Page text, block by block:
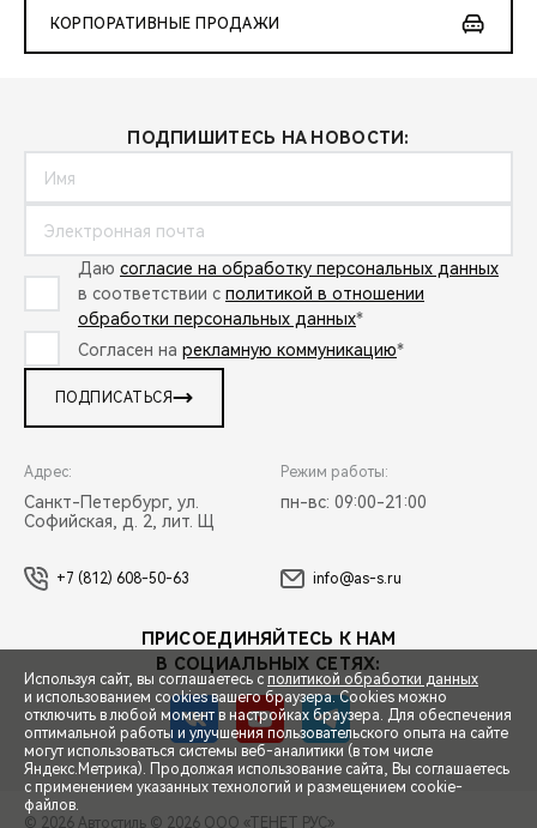
СПЕЦПРЕДЛОЖЕНИЯ
ЗАПИСЬ НА ТЕСТ-ДРАЙВ
КОРПОРАТИВНЫЕ ПРОДАЖИ
ПОДПИШИТЕСЬ НА НОВОСТИ:
Даю согласие на обработку персональных данных
в соответствии с политикой в отношении
обработки персональных данных*
Согласен на рекламную коммуникацию*
ПОДПИСАТЬСЯ
Адрес:
Санкт-Петербург, ул.
Софийская, д. 2, лит. Щ
Режим работы:
пн-вс: 09:00-21:00
+7 (812) 608-50-63 info@as-s.ru
ПРИСОЕДИНЯЙТЕСЬ К НАМ
В СОЦИАЛЬНЫХ СЕТЯХ:
© 2026 Автостиль © 2026 ООО «ТЕНЕТ РУС»
Используя сайт, вы соглашаетесь с политикой обработки данных
и использованием cookies вашего браузера. Cookies можно
отключить в любой момент в настройках браузера. Для обеспечения
оптимальной работы и улучшения пользовательского опыта на сайте
могут использоваться системы веб-аналитики (в том числе
Яндекс.Метрика). Продолжая использование сайта, Вы соглашаетесь
с применением указанных технологий и размещением cookie-
файлов.